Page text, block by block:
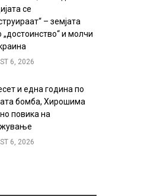
се
– земјата
„достоинство“ и молчи
6, 2026
и една година по
бомба, Хирошима
повика на
6, 2026